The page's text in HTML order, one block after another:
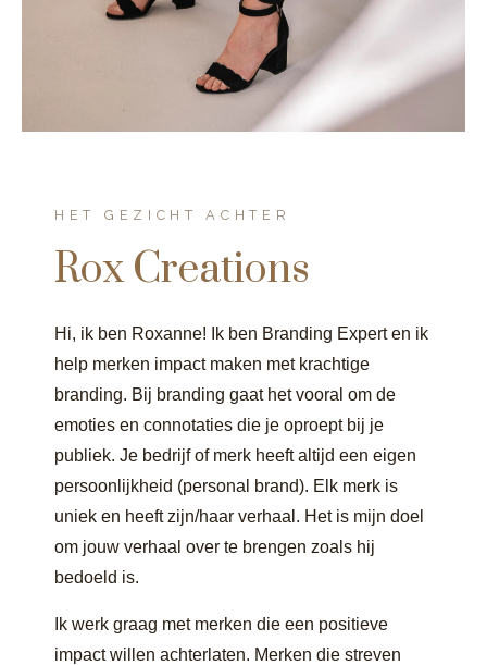
HET GEZICHT ACHTER
Rox Creations
Hi, ik ben Roxanne! Ik ben Branding Expert en ik
help merken impact maken met krachtige
branding. Bij branding gaat het vooral om de
emoties en connotaties die je oproept bij je
publiek. Je bedrijf of merk heeft altijd een eigen
persoonlijkheid (personal brand). Elk merk is
uniek en heeft zijn/haar verhaal. Het is mijn doel
om jouw verhaal over te brengen zoals hij
bedoeld is.
Ik werk graag met merken die een positieve
impact willen achterlaten. Merken die streven